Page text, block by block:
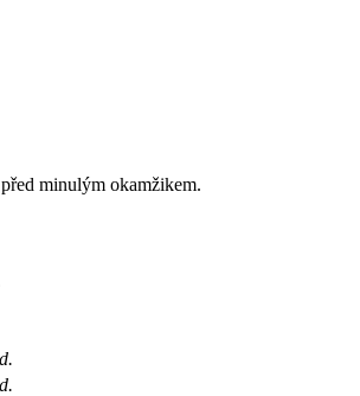
před minulým okamžikem.